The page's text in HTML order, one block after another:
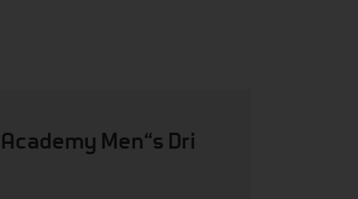
Men“s Dri